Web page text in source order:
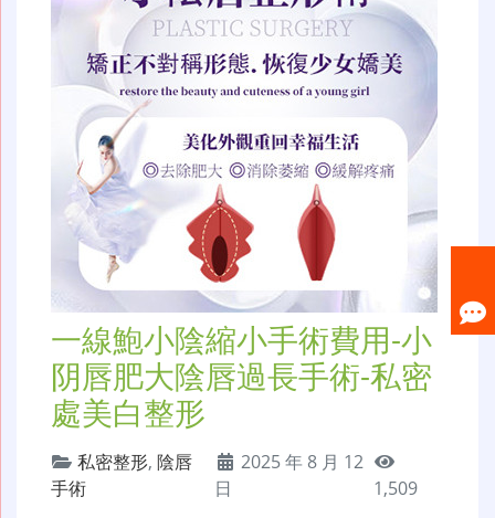
一線鮑小陰縮小手術費用-小
阴唇肥大陰唇過長手術-私密
處美白整形
私密整形, 陰唇
手術
2025 年 8 月 12
日
1,509